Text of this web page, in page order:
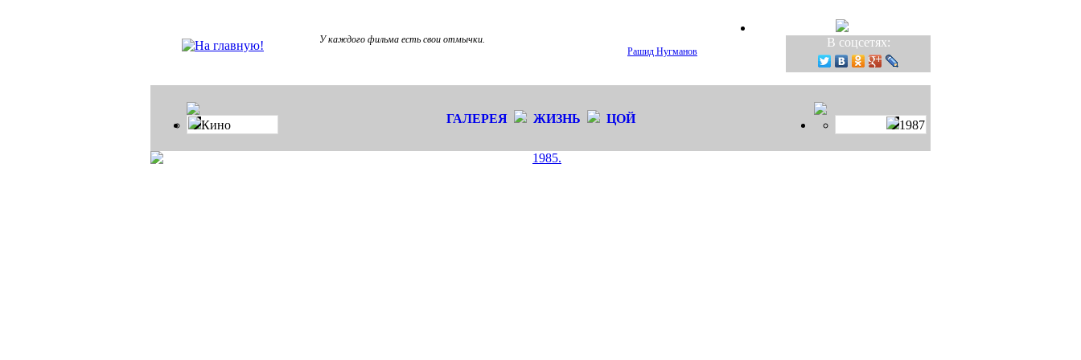
У каждого фильма есть свои отмычки.
Рашид Нугманов
В соцсетях:
Кино ГАЛЕРЕЯ ЖИЗНЬ ЦОЙ 1987